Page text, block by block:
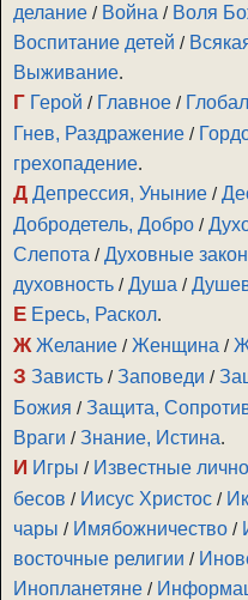
делание / Война / Воля
Воспитание детей /
Выживание.
Г Герой / Главное /
Гнев, Раздражение /
грехопадение.
Д Депрессия, Уныние /
Добродетель, Добро /
Слепота /Духовные
духовность /Душа /
Е Ересь, Раскол.
Ж Желание /Женщина /
З Зависть /Заповеди /
Божия /Защита,
Враги /Знание, Истина.
И Игры / Известные
бесов / Иисус Христос /
чары / Имябожничество /
восточные религии /
Инопланетяне /